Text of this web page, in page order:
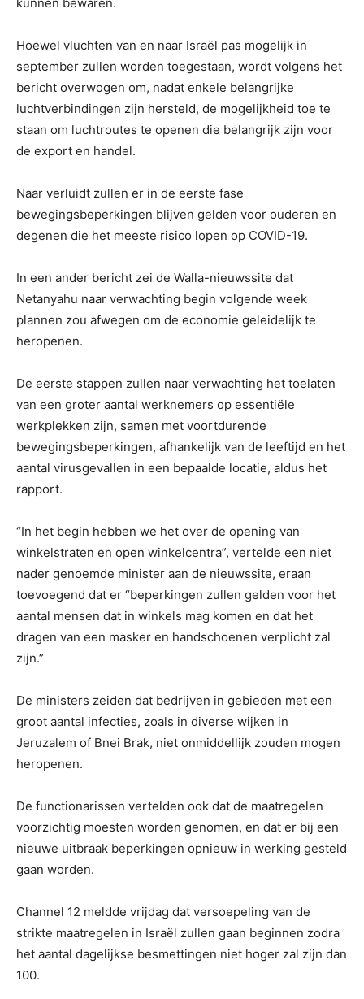
kunnen bewaren.
Hoewel vluchten van en naar Israël pas mogelijk in
september zullen worden toegestaan, wordt volgens het
bericht overwogen om, nadat enkele belangrijke
luchtverbindingen zijn hersteld, de mogelijkheid toe te
staan ​​om luchtroutes te openen ​​die belangrijk zijn voor
de export en handel.
Naar verluidt zullen er in de eerste fase
bewegingsbeperkingen blijven gelden voor ouderen en
degenen die het meeste risico lopen op COVID-19.
In een ander bericht zei de Walla-nieuwssite dat
Netanyahu naar verwachting begin volgende week
plannen zou afwegen om de economie geleidelijk te
heropenen.
De eerste stappen zullen naar verwachting het toelaten
van een groter aantal werknemers op essentiële
werkplekken zijn, samen met voortdurende
bewegingsbeperkingen, afhankelijk van de leeftijd en het
aantal virusgevallen in een bepaalde locatie, aldus het
rapport.
“In het begin hebben we het over de opening van
winkelstraten en open winkelcentra”, vertelde een niet
nader genoemde minister aan de nieuwssite, eraan
toevoegend dat er “beperkingen zullen gelden voor het
aantal mensen dat in winkels mag komen en dat het
dragen van een masker en handschoenen verplicht zal
zijn.”
De ministers zeiden dat bedrijven in gebieden met een
groot aantal infecties, zoals in diverse wijken in
Jeruzalem of Bnei Brak, niet onmiddellijk zouden mogen
heropenen.
De functionarissen vertelden ook dat de maatregelen
voorzichtig moesten worden genomen, en dat er bij een
nieuwe uitbraak beperkingen opnieuw in werking gesteld
gaan worden.
Channel 12 meldde vrijdag dat versoepeling van de
strikte maatregelen in Israël zullen gaan beginnen zodra
het aantal dagelijkse besmettingen niet hoger zal zijn dan
100.